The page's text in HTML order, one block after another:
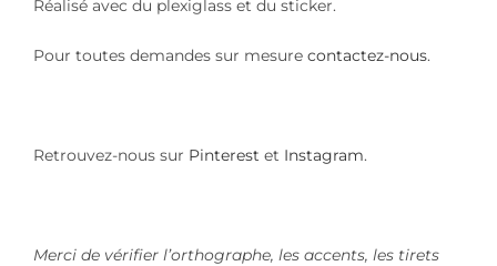
Réalisé avec du plexiglass et du sticker.
Pour toutes demandes sur mesure contactez-nous.
Retrouvez-nous sur Pinterest et Instagram.
Merci de vérifier l’orthographe, les accents, les tirets